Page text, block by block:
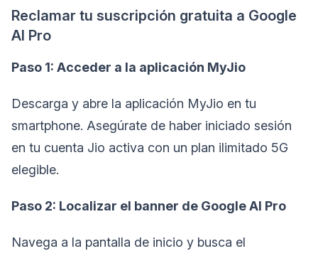
Reclamar tu suscripción gratuita a Google
AI Pro
Paso 1: Acceder a la aplicación MyJio
Descarga y abre la aplicación MyJio en tu
smartphone. Asegúrate de haber iniciado sesión
en tu cuenta Jio activa con un plan ilimitado 5G
elegible.
Paso 2: Localizar el banner de Google AI Pro
Navega a la pantalla de inicio y busca el